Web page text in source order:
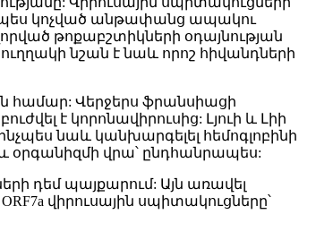
կոչված անթափանց ապակու
թոքաբշտիկների օդայնության
նշան է նաև որոշ հիվանդների
համար: Վերջերս ֆրանսիացի
է կորոնավիրուսից: Լյուի և Լիի
նաև կանխարգելել հեմոգլոբինի
և օրգանիզմի վրա՝ ընդհանրապես:
դեմ պայքարում: Այն առավել
վիրուսային սպիտակուցները՝